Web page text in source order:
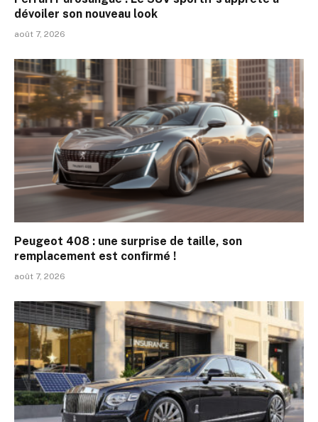
dévoiler son nouveau look
août 7, 2026
Peugeot 408 : une surprise de taille, son
remplacement est confirmé !
août 7, 2026